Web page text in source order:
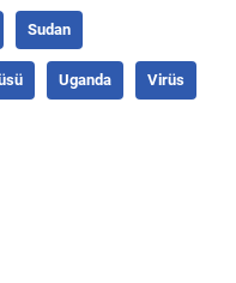
Sudan
Uganda Virüs